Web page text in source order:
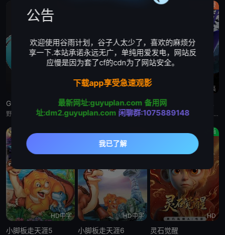
Grow Up Show :向日葵马戏团:
野田朋花,黒崎しおり,小山内怜央,安堂ななこ,楠木ともり,夏吉ゆうこ,鎌仓有那,岩桥由佳,茅野爱衣,钉宫理恵,山口祥行,関根明良,御园紬,冈本茉利,安藤紬,阿部碧音,及川隆之助,浅川暦,小田岛乃风,铃木絵理,杉浦しおり,漆山ゆうき,中岛卓也,角田雄二郎,野田航弥,中岛卓也,菊池康弘,角田雄二郎,村井美里,伊原正明
更新至4集
恶女不才请多关照 :雏宫蝶鼠换身传:
川井田夏海,石见舞菜香,菱川花菜,古川慎,梅原裕一郎,石川由依,水瀬いのり,中原麻衣,ニケライ・ファラナーゼ,五十嵐丽,川井田夏海,石见舞菜香,茅野爱衣,冈田幸子,小林裕介,矢野优美华,篠原侑,山田美铃,结川あさき,中山祥徳,富士渕将行,鎌仓有那,橘めい,远藤綾
日韩动漫
更新至第01集
森田成一,折笠富美子,松冈由贵,安元洋贵,杉山纪彰,高木涉,伊藤健太郎,三木真一郎,雪野五月,大塚明夫,桑岛法子,樫井笙人,小野坂昌也,置鲇龙太郎,杉田智和,朴璐美,立木文彦,石川英郎,速水奖,高木礼子,长嶝高士,石冢小夜里,稻田彻,诹访部顺一,清都亚里沙,丰口惠美,市来光弘,菅生隆之,梅原裕一郎,武内骏辅,小山刚志
动画
HD中字
小脚板走天涯5
动画
HD中字
小脚板走天涯6
动画
HD
灵石觉醒
公告
欢迎使用谷雨计划，谷子人太少了，喜欢的麻烦分
享一下.本站承诺永远无广，单纯用爱发电，网站反
应慢是因为套了cf的cdn为了网站安全。
下载app享受急速观影
最新网址:guyuplan.com 备用网
址:dm2.guyuplan.com 闲聊群:1075889148